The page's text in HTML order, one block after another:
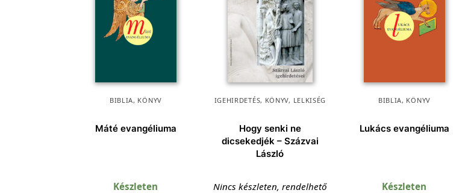
BIBLIA, KÖNYV
Máté evangéliuma
Készleten
IGEHIRDETÉS, KÖNYV, LELKISÉG
Hogy senki ne
dicsekedjék – Százvai
László
Nincs készleten, rendelhető
BIBLIA, KÖNYV
Lukács evangéliuma
Készleten